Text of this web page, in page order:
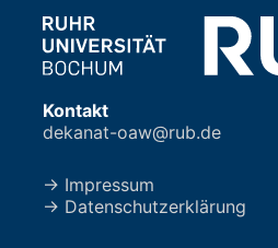
Kontakt
dekanat-oaw@rub.de
→ Impressum
→ Datenschutzerklärung